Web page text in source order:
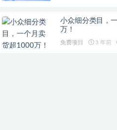
小众细分类目，
万！
免费项目 3 年前